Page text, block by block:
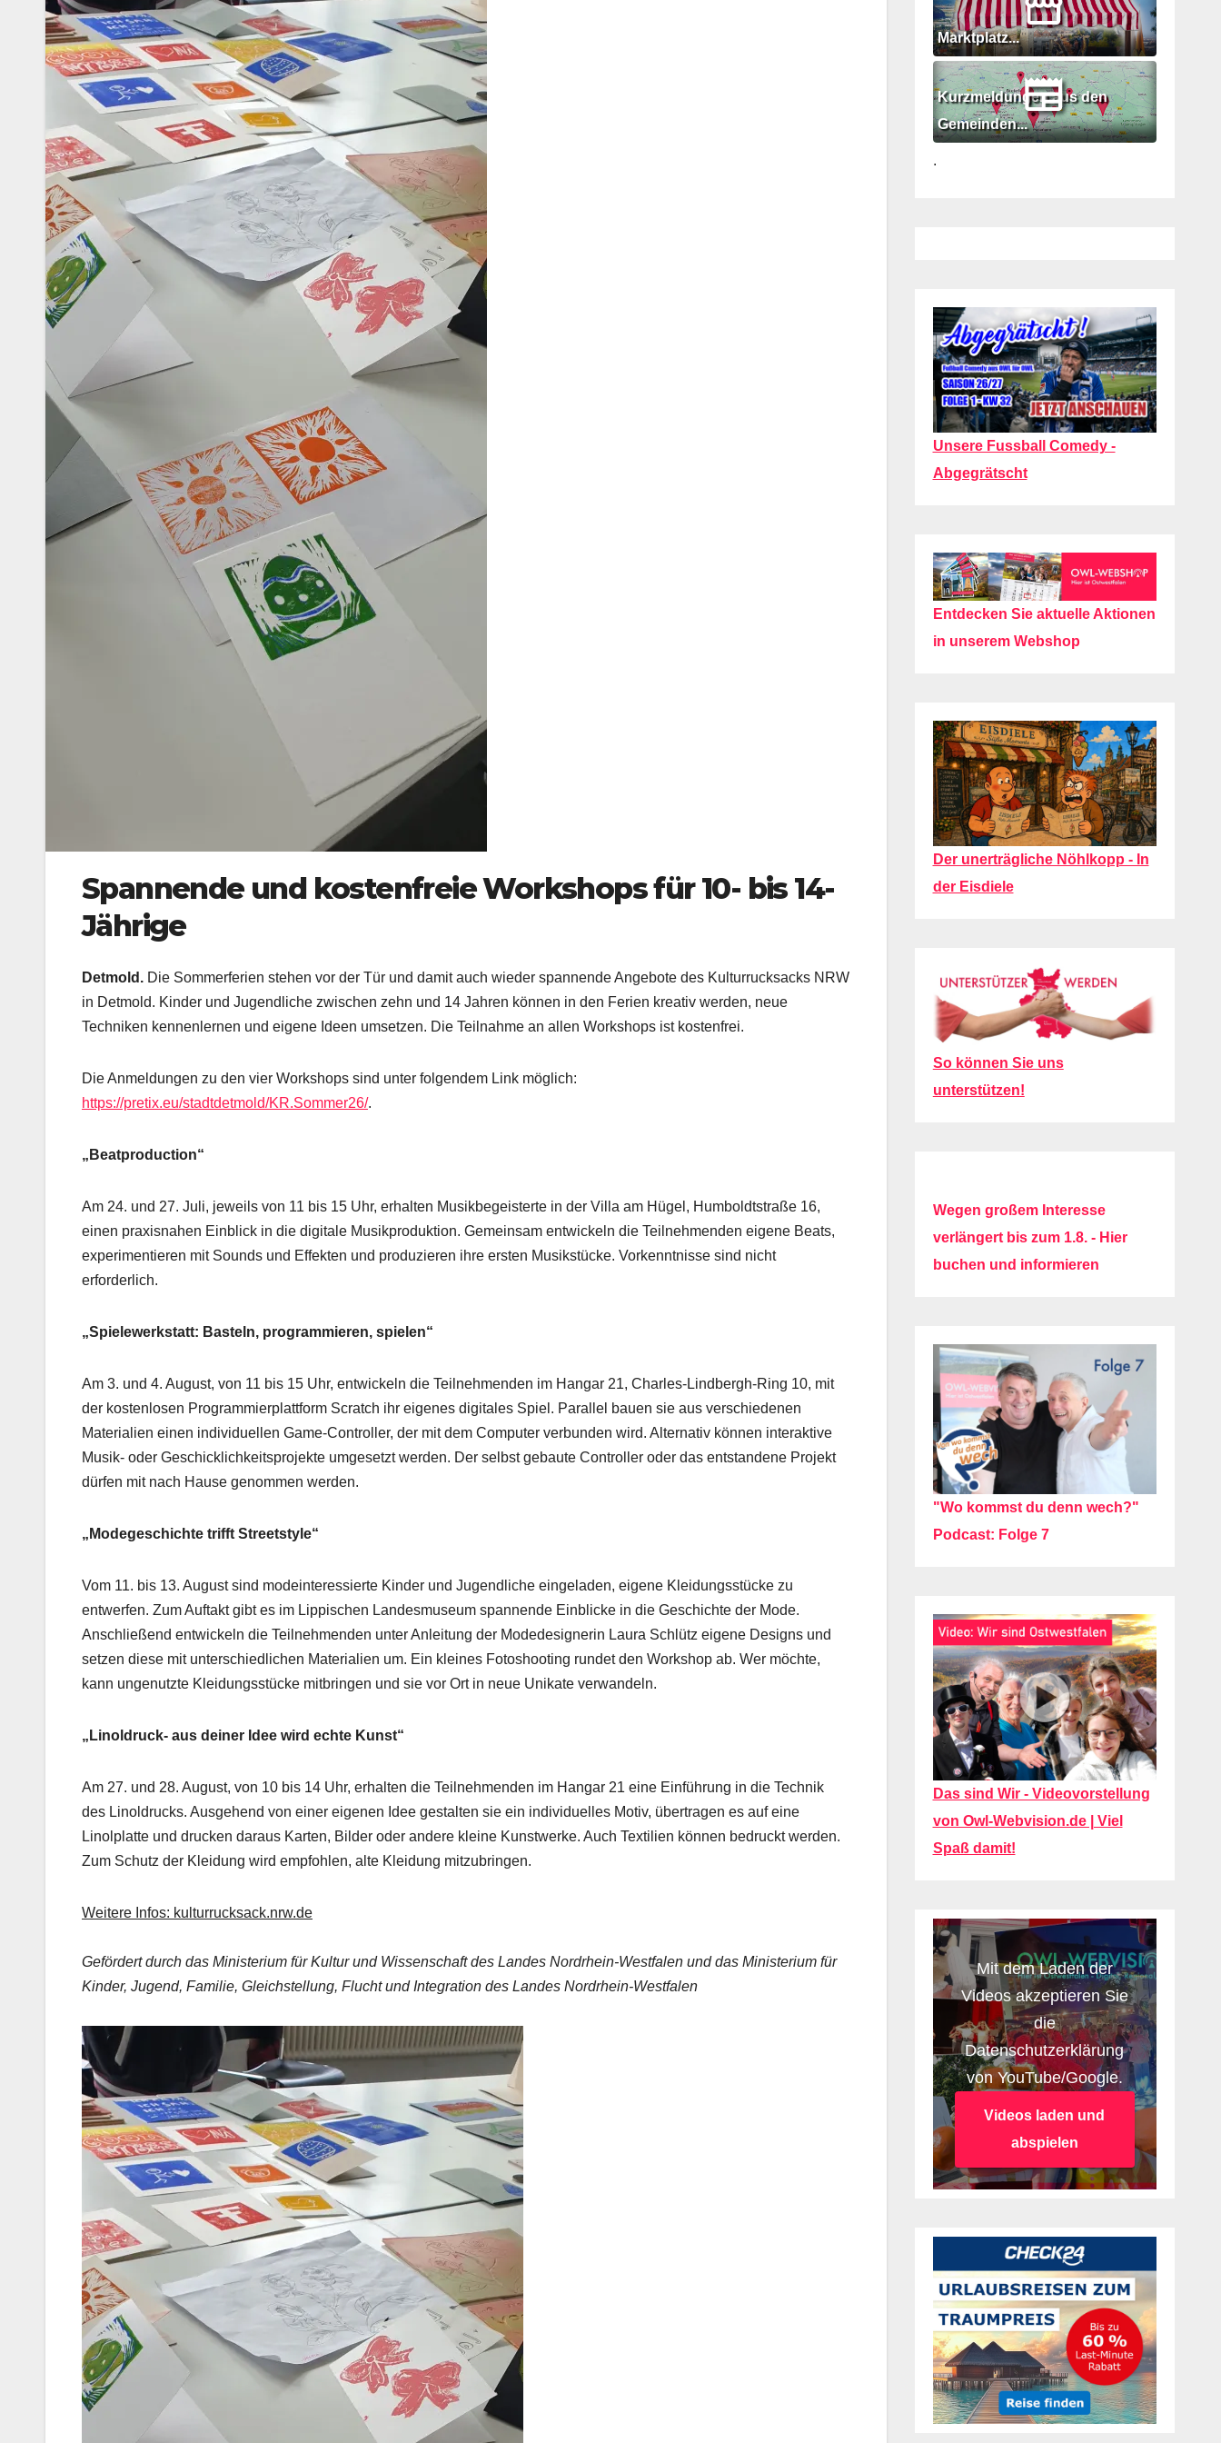
Spannende und kostenfreie Workshops für 10- bis 14-
Jährige
Detmold. Die Sommerferien stehen vor der Tür und damit auch wieder spannende Angebote des Kulturrucksacks NRW
in Detmold. Kinder und Jugendliche zwischen zehn und 14 Jahren können in den Ferien kreativ werden, neue
Techniken kennenlernen und eigene Ideen umsetzen. Die Teilnahme an allen Workshops ist kostenfrei.
Die Anmeldungen zu den vier Workshops sind unter folgendem Link möglich:
https://pretix.eu/stadtdetmold/KR.Sommer26/.
„Beatproduction“
Am 24. und 27. Juli, jeweils von 11 bis 15 Uhr, erhalten Musikbegeisterte in der Villa am Hügel, Humboldtstraße 16,
einen praxisnahen Einblick in die digitale Musikproduktion. Gemeinsam entwickeln die Teilnehmenden eigene Beats,
experimentieren mit Sounds und Effekten und produzieren ihre ersten Musikstücke. Vorkenntnisse sind nicht
erforderlich.
„Spielewerkstatt: Basteln, programmieren, spielen“
Am 3. und 4. August, von 11 bis 15 Uhr, entwickeln die Teilnehmenden im Hangar 21, Charles-Lindbergh-Ring 10, mit
der kostenlosen Programmierplattform Scratch ihr eigenes digitales Spiel. Parallel bauen sie aus verschiedenen
Materialien einen individuellen Game-Controller, der mit dem Computer verbunden wird. Alternativ können interaktive
Musik- oder Geschicklichkeitsprojekte umgesetzt werden. Der selbst gebaute Controller oder das entstandene Projekt
dürfen mit nach Hause genommen werden.
„Modegeschichte trifft Streetstyle“
Vom 11. bis 13. August sind modeinteressierte Kinder und Jugendliche eingeladen, eigene Kleidungsstücke zu
entwerfen. Zum Auftakt gibt es im Lippischen Landesmuseum spannende Einblicke in die Geschichte der Mode.
Anschließend entwickeln die Teilnehmenden unter Anleitung der Modedesignerin Laura Schlütz eigene Designs und
setzen diese mit unterschiedlichen Materialien um. Ein kleines Fotoshooting rundet den Workshop ab. Wer möchte,
kann ungenutzte Kleidungsstücke mitbringen und sie vor Ort in neue Unikate verwandeln.
„Linoldruck- aus deiner Idee wird echte Kunst“
Am 27. und 28. August, von 10 bis 14 Uhr, erhalten die Teilnehmenden im Hangar 21 eine Einführung in die Technik
des Linoldrucks. Ausgehend von einer eigenen Idee gestalten sie ein individuelles Motiv, übertragen es auf eine
Linolplatte und drucken daraus Karten, Bilder oder andere kleine Kunstwerke. Auch Textilien können bedruckt werden.
Zum Schutz der Kleidung wird empfohlen, alte Kleidung mitzubringen.
Weitere Infos: kulturrucksack.nrw.de
Gefördert durch das Ministerium für Kultur und Wissenschaft des Landes Nordrhein-Westfalen und das Ministerium für
Kinder, Jugend, Familie, Gleichstellung, Flucht und Integration des Landes Nordrhein-Westfalen
Marktplatz...
Kurzmeldungen aus den
Gemeinden...
.
Unsere Fussball Comedy -
Abgegrätscht
Entdecken Sie aktuelle Aktionen
in unserem Webshop
Der unerträgliche Nöhlkopp - In
der Eisdiele
So können Sie uns
unterstützen!
Wegen großem Interesse
verlängert bis zum 1.8. - Hier
buchen und informieren
"Wo kommst du denn wech?"
Podcast: Folge 7
Das sind Wir - Videovorstellung
von Owl-Webvision.de | Viel
Spaß damit!
Mit dem Laden der
Videos akzeptieren Sie
die
Datenschutzerklärung
von YouTube/Google.
Videos laden und
abspielen